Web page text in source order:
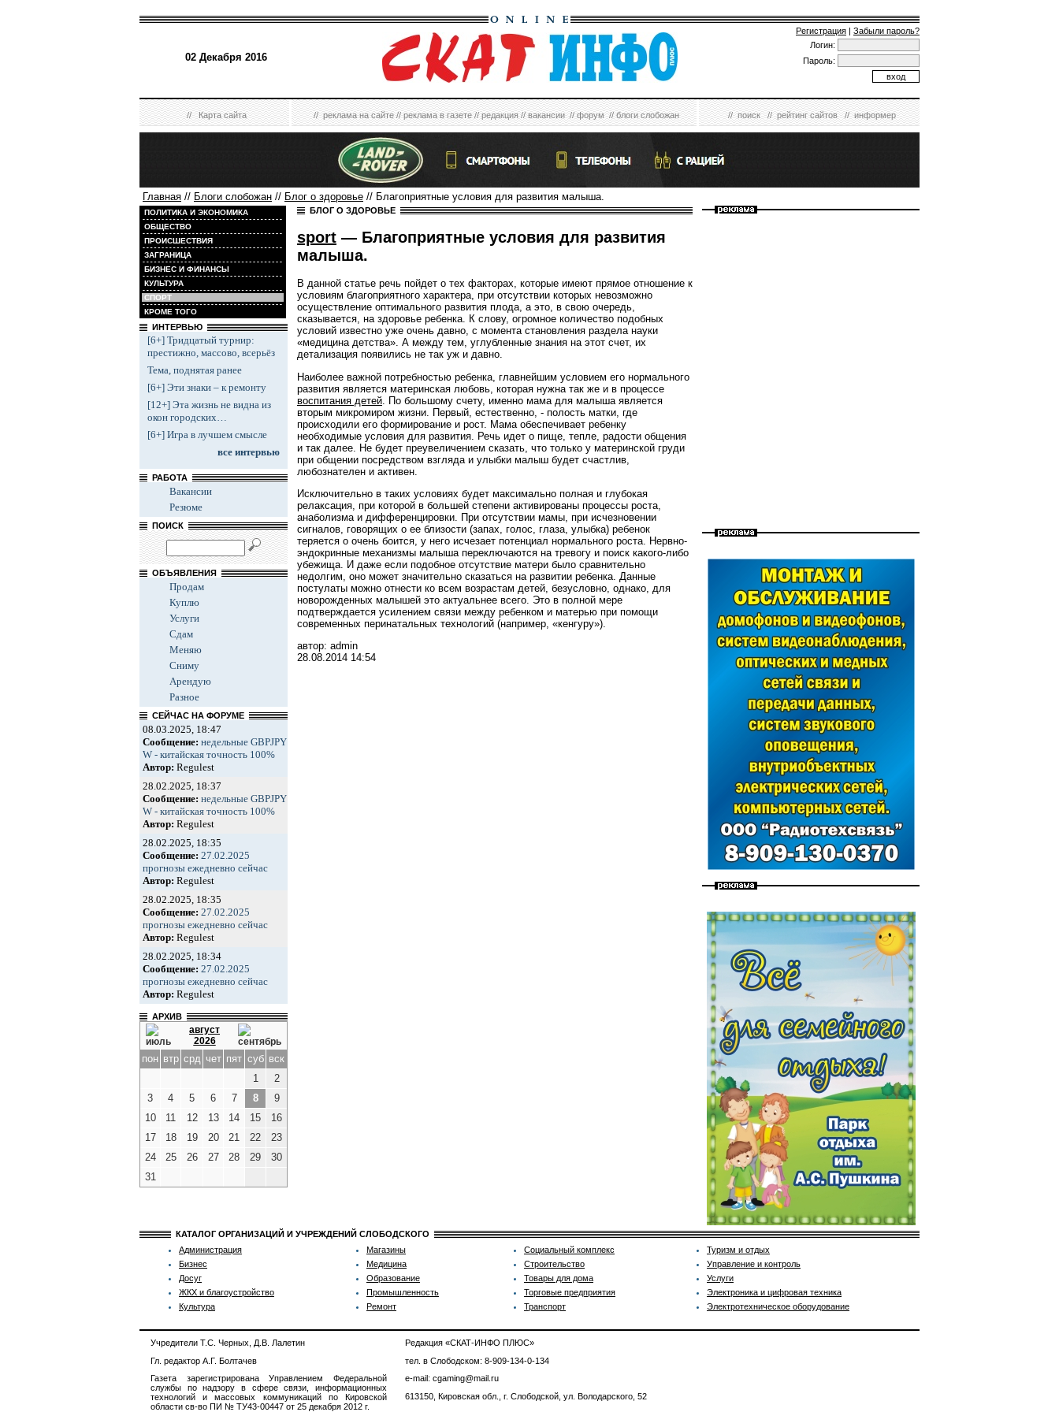
02 Декабря 2016
Регистрация | Забыли пароль?
Логин:
Пароль:
//Карта сайта //реклама на сайте//реклама в газете//редакция//вакансии//форум//блоги слобожан //поиск//рейтинг сайтов//информер
Главная // Блоги слобожан // Блог о здоровье // Благоприятные условия для развития малыша.
ПОЛИТИКА И ЭКОНОМИКА
ОБЩЕСТВО
ПРОИСШЕСТВИЯ
ЗАГРАНИЦА
БИЗНЕС И ФИНАНСЫ
КУЛЬТУРА
СПОРТ
КРОМЕ ТОГО
ИНТЕРВЬЮ
[6+] Тридцатый турнир:
престижно, массово, всерьёз
Тема, поднятая ранее
[6+] Эти знаки – к ремонту
[12+] Эта жизнь не видна из
окон городских…
[6+] Игра в лучшем смысле
все интервью
РАБОТА
Вакансии
Резюме
ПОИСК
ОБЪЯВЛЕНИЯ
Продам
Куплю
Услуги
Сдам
Меняю
Сниму
Арендую
Разное
СЕЙЧАС НА ФОРУМЕ
08.03.2025, 18:47
Сообщение: недельные GBPJPY
W - китайская точность 100%
Автор: Regulest
28.02.2025, 18:37
Сообщение: недельные GBPJPY
W - китайская точность 100%
Автор: Regulest
28.02.2025, 18:35
Сообщение: 27.02.2025
прогнозы ежедневно сейчас
Автор: Regulest
28.02.2025, 18:35
Сообщение: 27.02.2025
прогнозы ежедневно сейчас
Автор: Regulest
28.02.2025, 18:34
Сообщение: 27.02.2025
прогнозы ежедневно сейчас
Автор: Regulest
АРХИВ
август
2026
пон втр срд чет пят суб вск
1
2
3
4 5 6 7 8
9
10
11 12 13 14 15
16
17
18 19 20 21 22
23
24
25 26 27 28 29
30
31
БЛОГ О ЗДОРОВЬЕ
sport — Благоприятные условия для развития
малыша.
В данной статье речь пойдет о тех факторах, которые имеют прямое отношение к
условиям благоприятного характера, при отсутствии которых невозможно
осуществление оптимального развития плода, а это, в свою очередь,
сказывается, на здоровье ребенка. К слову, огромное количество подобных
условий известно уже очень давно, с момента становления раздела науки
«медицина детства». А между тем, углубленные знания на этот счет, их
детализация появились не так уж и давно.
Наиболее важной потребностью ребенка, главнейшим условием его нормального
развития является материнская любовь, которая нужна так же и в процессе
воспитания детей . По большому счету, именно мама для малыша является
вторым микромиром жизни. Первый, естественно, - полость матки, где
происходили его формирование и рост. Мама обеспечивает ребенку
необходимые условия для развития. Речь идет о пище, тепле, радости общения
и так далее. Не будет преувеличением сказать, что только у материнской груди
при общении посредством взгляда и улыбки малыш будет счастлив,
любознателен и активен.
Исключительно в таких условиях будет максимально полная и глубокая
релаксация, при которой в большей степени активированы процессы роста,
анаболизма и дифференцировки. При отсутствии мамы, при исчезновении
сигналов, говорящих о ее близости (запах, голос, глаза, улыбка) ребенок
теряется о очень боится, у него исчезает потенциал нормального роста. Нервно-
эндокринные механизмы малыша переключаются на тревогу и поиск какого-либо
убежища. И даже если подобное отсутствие матери было сравнительно
недолгим, оно может значительно сказаться на развитии ребенка. Данные
постулаты можно отнести ко всем возрастам детей, безусловно, однако, для
новорожденных малышей это актуальнее всего. Это в полной мере
подтверждается усилением связи между ребенком и матерью при помощи
современных перинатальных технологий (например, «кенгуру»).
автор: admin
28.08.2014 14:54
КАТАЛОГ ОРГАНИЗАЦИЙ И УЧРЕЖДЕНИЙ СЛОБОДСКОГО
Администрация
Бизнес
Досуг
ЖКХ и благоустройство
Культура
Магазины
Медицина
Образование
Промышленность
Ремонт
Социальный комплекс
Строительство
Товары для дома
Торговые предприятия
Транспорт
Туризм и отдых
Управление и контроль
Услуги
Электроника и цифровая техника
Электротехническое оборудование
Учредители Т.С. Черных, Д.В. Лалетин
Гл. редактор А.Г. Болтачев
Газета зарегистрирована Управлением Федеральной
службы по надзору в сфере связи, информационных
технологий и массовых коммуникаций по Кировской
области св-во ПИ № ТУ43-00447 от 25 декабря 2012 г.
Редакция «СКАТ-ИНФО ПЛЮС»
тел. в Слободском: 8-909-134-0-134
e-mail: cgaming@mail.ru
613150, Кировская обл., г. Слободской, ул. Володарского, 52